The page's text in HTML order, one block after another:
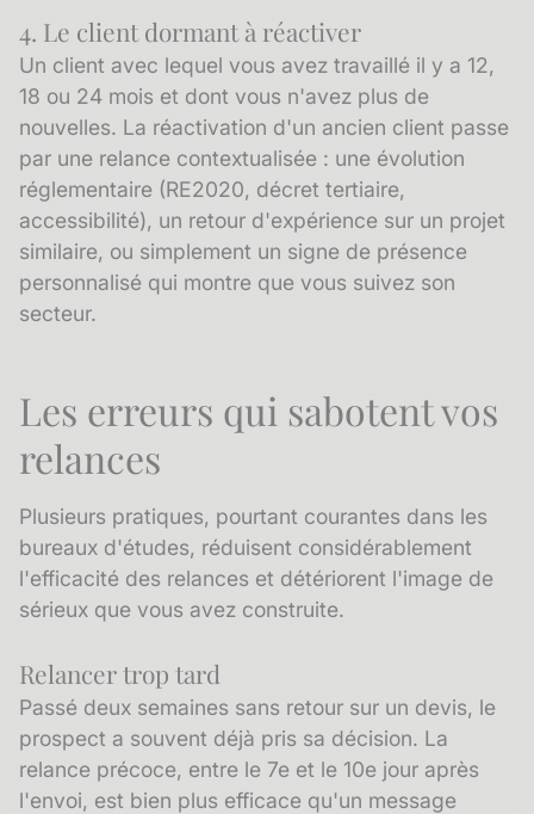
4. Le client dormant à réactiver
Un client avec lequel vous avez travaillé il y a 12,
18 ou 24 mois et dont vous n'avez plus de
nouvelles. La réactivation d'un ancien client passe
par une relance contextualisée : une évolution
réglementaire (RE2020, décret tertiaire,
accessibilité), un retour d'expérience sur un projet
similaire, ou simplement un signe de présence
personnalisé qui montre que vous suivez son
secteur.
Les erreurs qui sabotent vos
relances
Plusieurs pratiques, pourtant courantes dans les
bureaux d'études, réduisent considérablement
l'efficacité des relances et détériorent l'image de
sérieux que vous avez construite.
Relancer trop tard
Passé deux semaines sans retour sur un devis, le
prospect a souvent déjà pris sa décision. La
relance précoce, entre le 7e et le 10e jour après
l'envoi, est bien plus efficace qu'un message